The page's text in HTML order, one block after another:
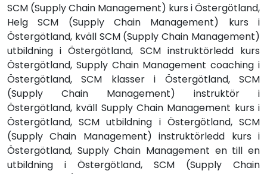
SCM (Supply Chain Management) kurs i Östergötland,
Helg SCM (Supply Chain Management) kurs i
Östergötland, kväll SCM (Supply Chain Management)
utbildning i Östergötland, SCM instruktörledd kurs
Östergötland, Supply Chain Management coaching i
Östergötland, SCM klasser i Östergötland, SCM
(Supply Chain Management) instruktör i
Östergötland, kväll Supply Chain Management kurs i
Östergötland, SCM utbildning i Östergötland, SCM
(Supply Chain Management) instruktörledd kurs i
Östergötland, Supply Chain Management en till en
utbildning i Östergötland, SCM (Supply Chain